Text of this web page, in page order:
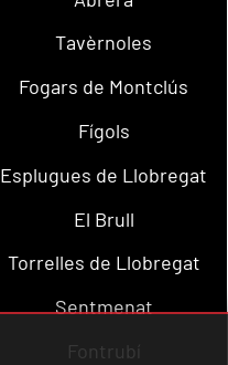
Tavèrnoles
Fogars de Montclús
Fígols
Esplugues de Llobregat
El Brull
Torrelles de Llobregat
Sentmenat
Fontrubí